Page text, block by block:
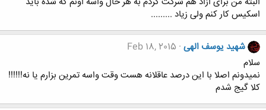
اسکیس کار کنم ولی زیاد .........
شهید یوسف الهی Feb 18, 2015
سلام
نمیدونم اصلا با این درصد عاقلانه هست وقت واسه تمرین بزارم یا نه!!!!!!
کلا گیج شدم